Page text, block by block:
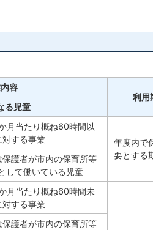
容
利用
る児童
月当たり概ね60時間以
対する事業
年度内で
要とする
護者が市内の保育所等
して働いている児童
月当たり概ね60時間未
する事業
護者が市内の保育所等